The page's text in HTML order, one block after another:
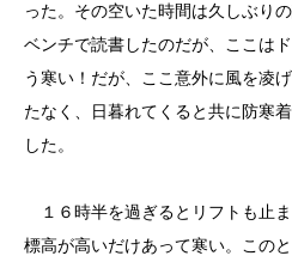
った。その空いた時間は久しぶり
ベンチで読書したのだが、ここは
う寒い！だが、ここ意外に風を凌
たなく、日暮れてくると共に防寒
した。
１６時半を過ぎるとリフトも止
標高が高いだけあって寒い。この